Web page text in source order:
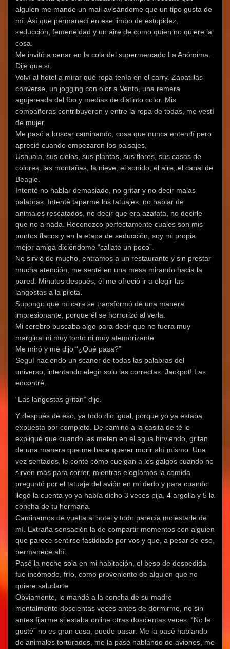
alguien me mande un mail avisándome que un tipo gusta de
mí. Así que permanecí en ese limbo de estupidez,
seducción, femeneidad y un aire de como quien no quiere la
cosa.
Me invitó a cenar en la cola del supermercado La Anómima.
Dije que sí.
Volví al hotel a mirar qué ropa tenía en el carry. Zapatillas
converse, un jogging con olor a Vento, una remera
agujereada del fbo y medias de distinto color. Mis
compañeras contribuyeron y entre la ropa de todas, me vestí
de mujer.
Me pasó a buscar caminando, cosa que nunca entendí pero
aprecié cuando empezaron los paisajes,
Ushuaia, sus cielos, sus plantas, sus flores, sus casas de
colores, las montañas, la nieve, el sonido, el aire, el canal de
Beagle.
Intenté no hablar demasiado, no gritar y no decir malas
palabras. Intenté taparme los tatuajes, no hablar de
animales rescatados, no decir que era azafata, no decirle
que no a nada. Reconozco perfectamente cuales son mis
puntos flacos y en la etapa de seducción, soy mi propia
mejor amiga diciéndome “callate un poco”.
No sirvió de mucho, entramos a un restaurante y sin prestar
mucha atención, me senté en una mesa mirando hacia la
pared. Minutos después, él me ofreció ir a elegir las
langostas a la pileta.
Supongo que mi cara se transformó de una manera
impresionante, porque él se horrorizó al verla.
Mi cerebro buscaba algo para decir que no fuera muy
marginal ni muy tonto ni muy atemorizante.
Me miró y me dijo “¿Qué pasa?”
Seguí haciendo un scaner de todas las palabras del
universo, intentando elegir solo las correctas. Jackpot! Las
encontré.
“Las langostas gritan” dije.
Y después de eso, ya todo dio igual, porque yo ya estaba
expuesta por completo. De camino a la casita de té le
expliqué que cuando las meten en el agua hirviendo, gritan
de una manera que me hace querer morir ahí mismo. Una
vez sentados, le conté cómo cuelgan a los galgos cuando no
sirven más para correr, mientras elegíamos la comida
preguntó por el tatuaje del avión en mi dedo y para cuando
llegó la cuenta yo ya había dicho 3 veces pija, 4 argolla y 5 la
concha de tu hermana.
Caminamos de vuelta al hotel y todo parecía molestarle de
mí. Extraña sensación la de compartir momentos con alguien
que parece sentirse fastidiado por vos y que, a pesar de eso,
permanece ahí.
Pasé la noche sola en mi habitación, el beso de despedida
fue incómodo, frío, como proveniente de alguien que no
quiere saludarte.
Obviamente, lo mandé a la concha de su madre
mentalmente doscientas veces antes de dormirme, no sin
antes fijarme si estaba online otras doscientas veces. “No le
gusté” no es gran cosa, puede pasar. Me la pasé hablando
de animales torturados, me la pasé hablando de aviones, me